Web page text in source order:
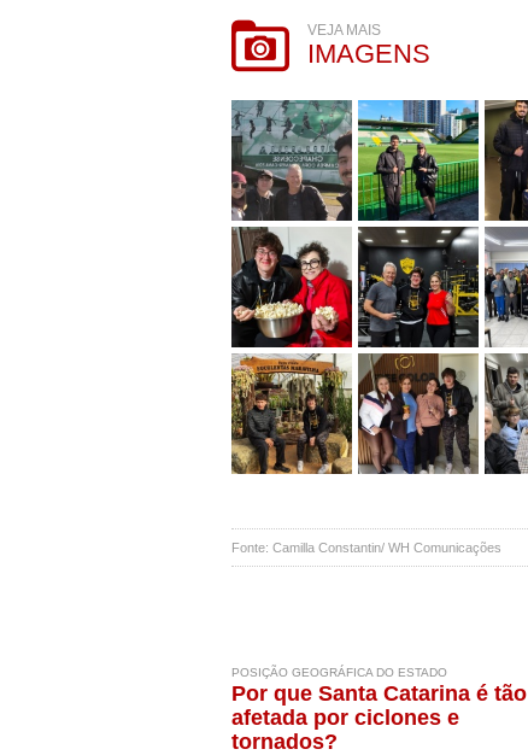
VEJA MAIS
IMAGENS
Fonte: Camilla Constantin/ WH Comunicações
POSIÇÃO GEOGRÁFICA DO ESTADO
Por que Santa Catarina é tão
afetada por ciclones e
tornados?